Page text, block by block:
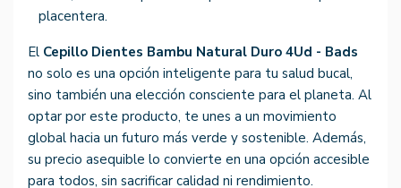
placentera.
El Cepillo Dientes Bambu Natural Duro 4Ud - Bads
no solo es una opción inteligente para tu salud bucal,
sino también una elección consciente para el planeta. Al
optar por este producto, te unes a un movimiento
global hacia un futuro más verde y sostenible. Además,
su precio asequible lo convierte en una opción accesible
para todos, sin sacrificar calidad ni rendimiento.